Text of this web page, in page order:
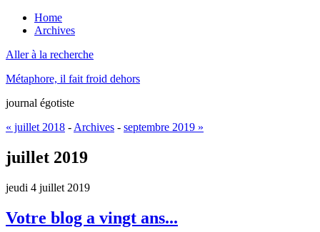
Home
Archives
Aller à la recherche
Métaphore, il fait froid dehors
journal égotiste
« juillet 2018 - Archives - septembre 2019 »
juillet 2019
jeudi 4 juillet 2019
Votre blog a vingt ans...